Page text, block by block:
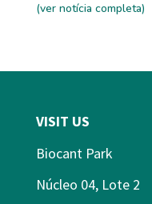
(ver notícia completa)
VISIT US
Biocant Park
Núcleo 04, Lote 2